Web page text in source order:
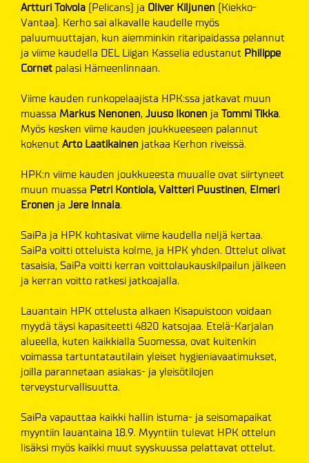
Artturi Toivola (Pelicans) ja Oliver Kiljunen (Kiekko-
Vantaa). Kerho sai alkavalle kaudelle myös
paluumuuttajan, kun aiemminkin ritaripaidassa pelannut
ja viime kaudella DEL Liigan Kasselia edustanut Philippe
Cornet palasi Hämeenlinnaan.
Viime kauden runkopelaajista HPK:ssa jatkavat muun
muassa Markus Nenonen, Juuso Ikonen ja Tommi Tikka.
Myös kesken viime kauden joukkueeseen palannut
kokenut Arto Laatikainen jatkaa Kerhon riveissä.
HPK:n viime kauden joukkueesta muualle ovat siirtyneet
muun muassa Petri Kontiola, Valtteri Puustinen, Elmeri
Eronen ja Jere Innala.
SaiPa ja HPK kohtasivat viime kaudella neljä kertaa.
SaiPa voitti otteluista kolme, ja HPK yhden. Ottelut olivat
tasaisia, SaiPa voitti kerran voittolaukauskilpailun jälkeen
ja kerran voitto ratkesi jatkoajalla.
Lauantain HPK ottelusta alkaen Kisapuistoon voidaan
myydä täysi kapasiteetti 4820 katsojaa. Etelä-Karjalan
alueella, kuten kaikkialla Suomessa, ovat kuitenkin
voimassa tartuntatautilain yleiset hygieniavaatimukset,
joilla parannetaan asiakas- ja yleisötilojen
terveysturvallisuutta.
SaiPa vapauttaa kaikki hallin istuma- ja seisomapaikat
myyntiin lauantaina 18.9. Myyntiin tulevat HPK ottelun
lisäksi myös kaikki muut syyskuussa pelattavat ottelut.